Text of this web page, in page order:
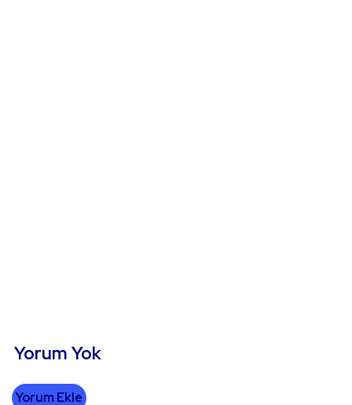
Yorum Yok
Yorum Ekle